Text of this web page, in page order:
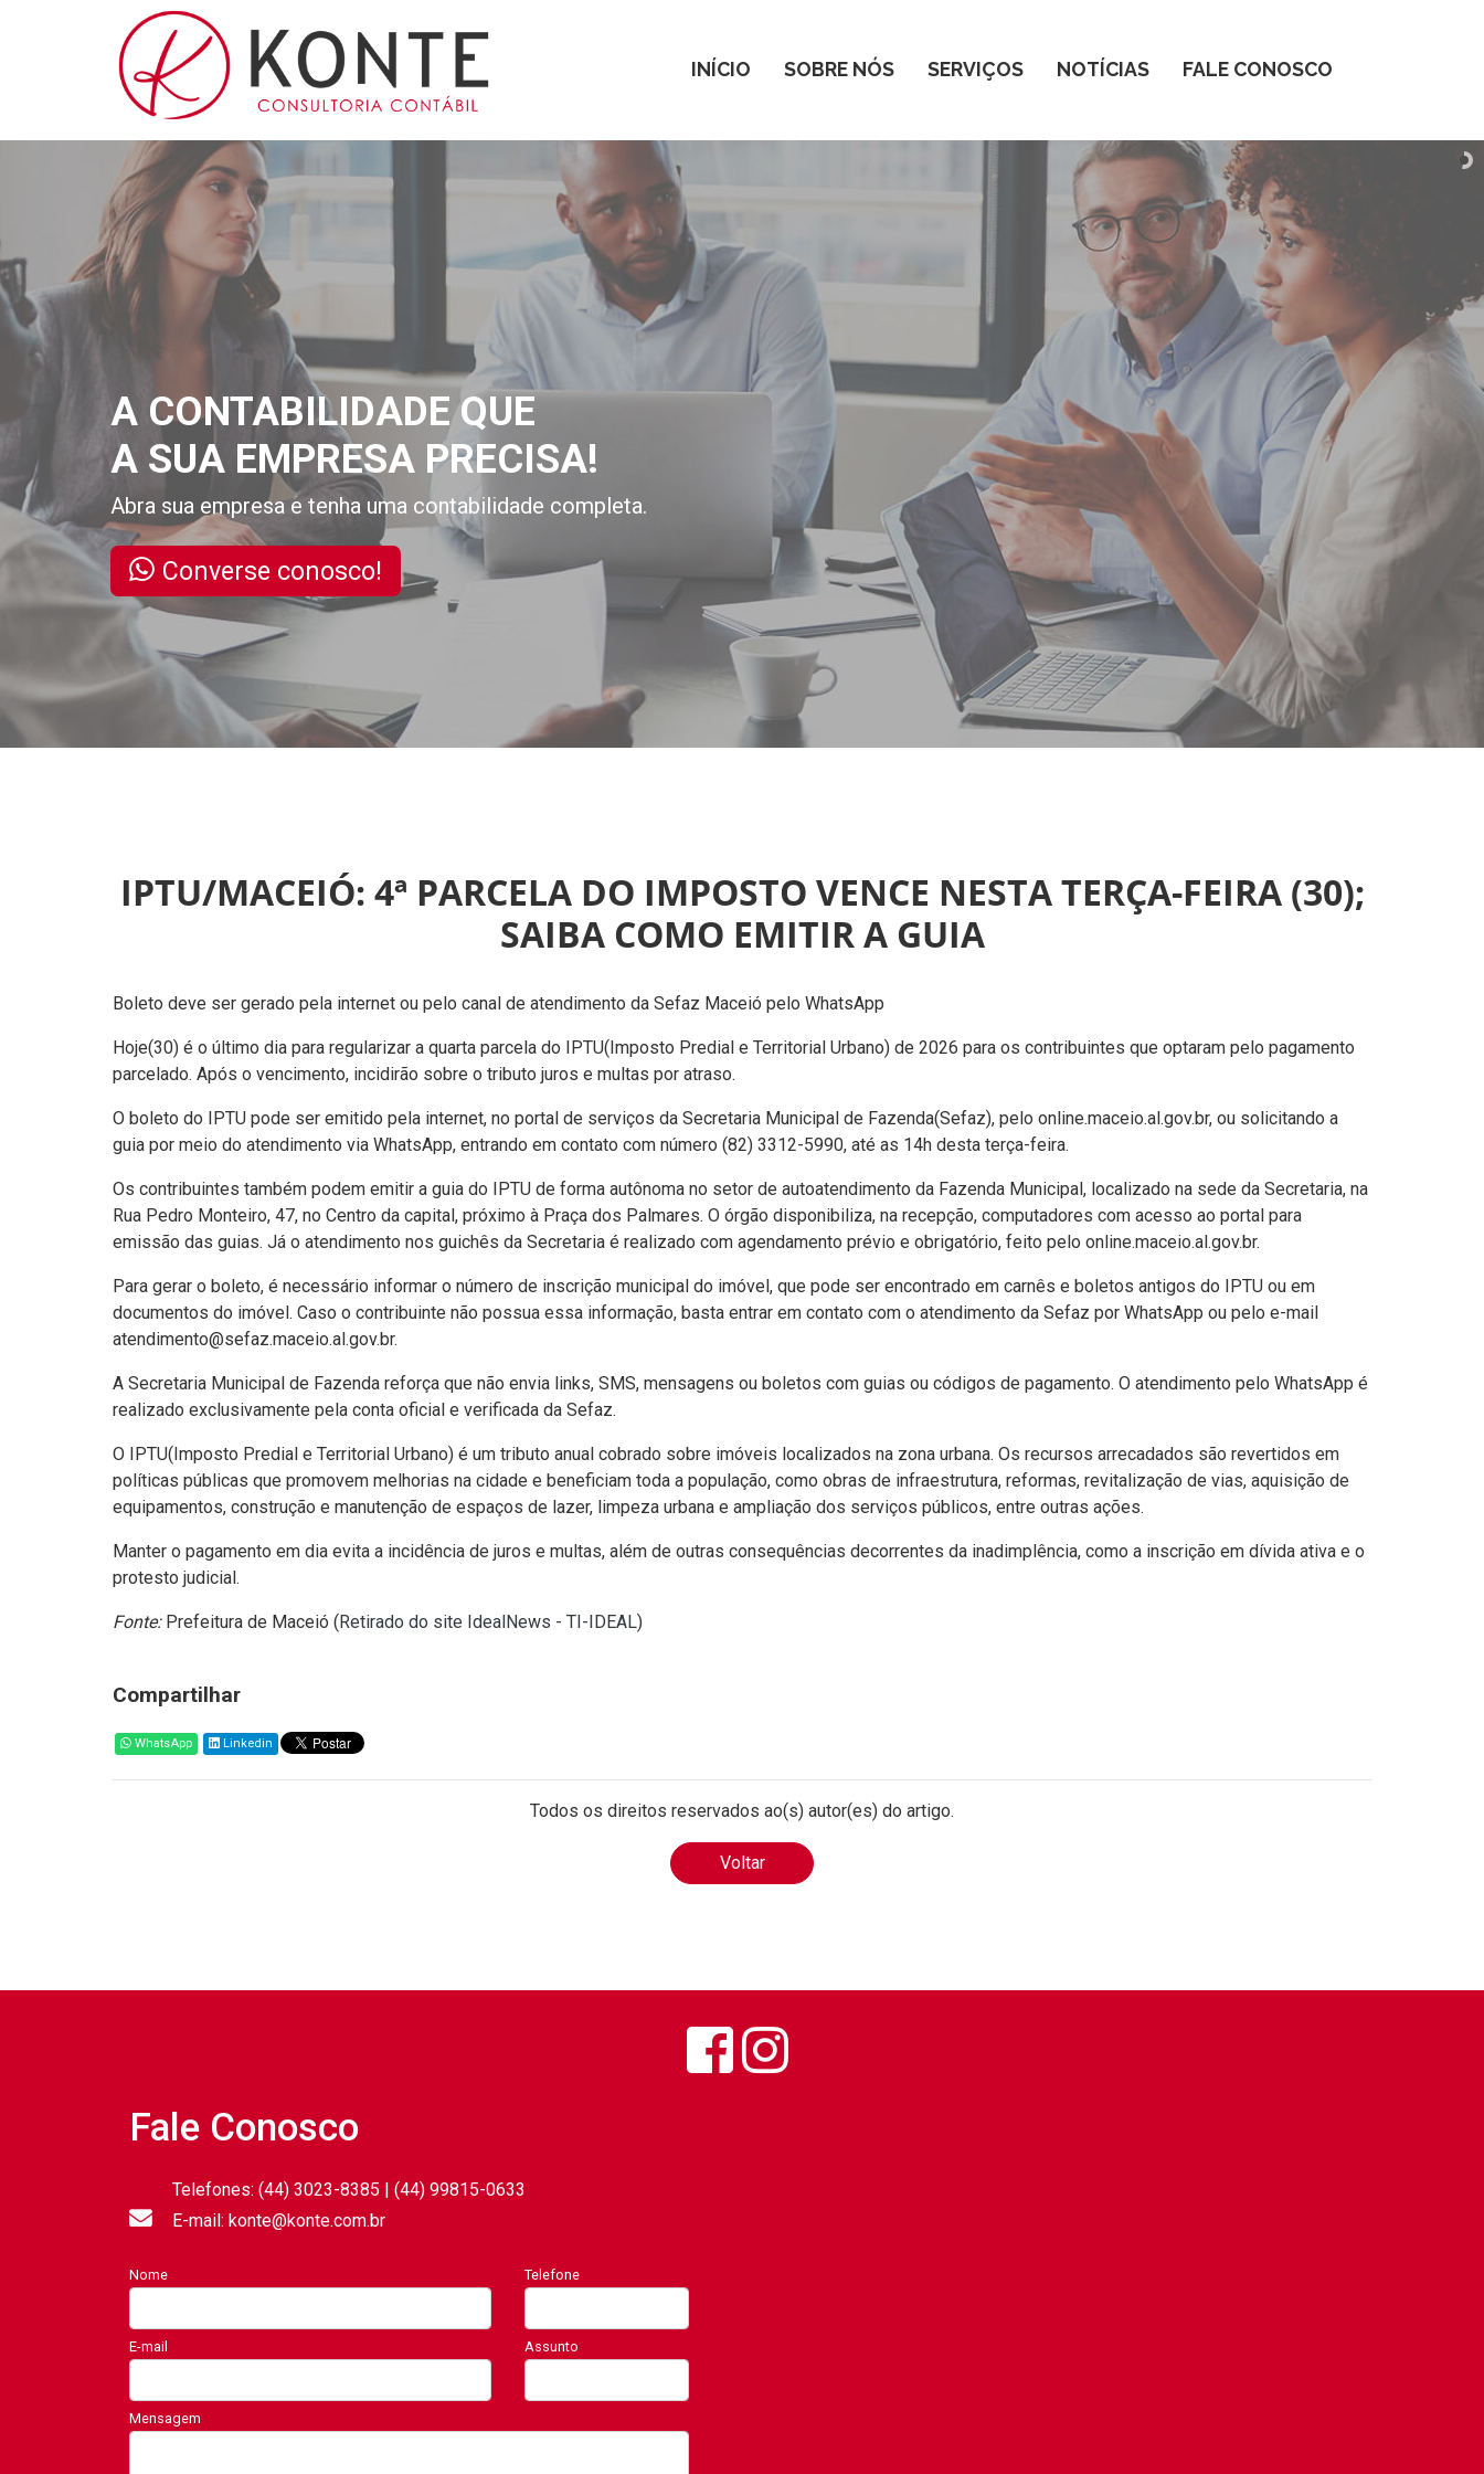
INÍCIO SOBRE NÓS SERVIÇOS NOTÍCIAS FALE CONOSCO
A CONTABILIDADE QUE
A SUA EMPRESA PRECISA!
Abra sua empresa e tenha uma contabilidade completa.
Converse conosco!
IPTU/MACEIÓ: 4ª PARCELA DO IMPOSTO VENCE NESTA TERÇA-FEIRA (30);
SAIBA COMO EMITIR A GUIA
Boleto deve ser gerado pela internet ou pelo canal de atendimento da Sefaz Maceió pelo WhatsApp
Hoje(30) é o último dia para regularizar a quarta parcela do IPTU(Imposto Predial e Territorial Urbano) de 2026 para os contribuintes que optaram pelo pagamento
parcelado. Após o vencimento, incidirão sobre o tributo juros e multas por atraso.
O boleto do IPTU pode ser emitido pela internet, no portal de serviços da Secretaria Municipal de Fazenda(Sefaz), pelo online.maceio.al.gov.br, ou solicitando a
guia por meio do atendimento via WhatsApp, entrando em contato com número (82) 3312-5990, até as 14h desta terça-feira.
Os contribuintes também podem emitir a guia do IPTU de forma autônoma no setor de autoatendimento da Fazenda Municipal, localizado na sede da Secretaria, na
Rua Pedro Monteiro, 47, no Centro da capital, próximo à Praça dos Palmares. O órgão disponibiliza, na recepção, computadores com acesso ao portal para
emissão das guias. Já o atendimento nos guichês da Secretaria é realizado com agendamento prévio e obrigatório, feito pelo online.maceio.al.gov.br.
Para gerar o boleto, é necessário informar o número de inscrição municipal do imóvel, que pode ser encontrado em carnês e boletos antigos do IPTU ou em
documentos do imóvel. Caso o contribuinte não possua essa informação, basta entrar em contato com o atendimento da Sefaz por WhatsApp ou pelo e-mail
atendimento@sefaz.maceio.al.gov.br.
A Secretaria Municipal de Fazenda reforça que não envia links, SMS, mensagens ou boletos com guias ou códigos de pagamento. O atendimento pelo WhatsApp é
realizado exclusivamente pela conta oficial e verificada da Sefaz.
O IPTU(Imposto Predial e Territorial Urbano) é um tributo anual cobrado sobre imóveis localizados na zona urbana. Os recursos arrecadados são revertidos em
políticas públicas que promovem melhorias na cidade e beneficiam toda a população, como obras de infraestrutura, reformas, revitalização de vias, aquisição de
equipamentos, construção e manutenção de espaços de lazer, limpeza urbana e ampliação dos serviços públicos, entre outras ações.
Manter o pagamento em dia evita a incidência de juros e multas, além de outras consequências decorrentes da inadimplência, como a inscrição em dívida ativa e o
protesto judicial.
Fonte:Prefeitura de Maceió (Retirado do site IdealNews - TI-IDEAL)
Compartilhar
WhatsApp Linkedin
Todos os direitos reservados ao(s) autor(es) do artigo.
Voltar
Fale Conosco
Telefones: (44) 3023-8385 | (44) 99815-0633
E-mail: konte@konte.com.br
Nome Telefone
E-mail Assunto
Mensagem